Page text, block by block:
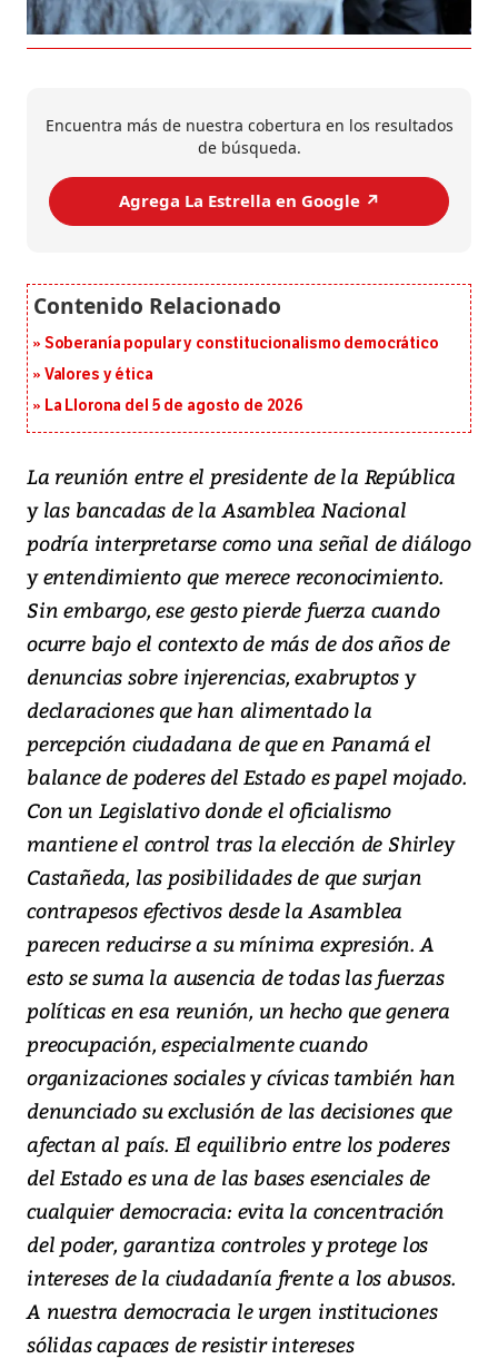
Encuentra más de nuestra cobertura en los resultados
de búsqueda.
Agrega La Estrella en Google ↗️
Soberanía popular y constitucionalismo democrático
Valores y ética
La Llorona del 5 de agosto de 2026
La reunión entre el presidente de la República
y las bancadas de la Asamblea Nacional
podría interpretarse como una señal de diálogo
y entendimiento que merece reconocimiento.
Sin embargo, ese gesto pierde fuerza cuando
ocurre bajo el contexto de más de dos años de
denuncias sobre injerencias, exabruptos y
declaraciones que han alimentado la
percepción ciudadana de que en Panamá el
balance de poderes del Estado es papel mojado.
Con un Legislativo donde el oficialismo
mantiene el control tras la elección de Shirley
Castañeda, las posibilidades de que surjan
contrapesos efectivos desde la Asamblea
parecen reducirse a su mínima expresión. A
esto se suma la ausencia de todas las fuerzas
políticas en esa reunión, un hecho que genera
preocupación, especialmente cuando
organizaciones sociales y cívicas también han
denunciado su exclusión de las decisiones que
afectan al país. El equilibrio entre los poderes
del Estado es una de las bases esenciales de
cualquier democracia: evita la concentración
del poder, garantiza controles y protege los
intereses de la ciudadanía frente a los abusos.
A nuestra democracia le urgen instituciones
sólidas capaces de resistir intereses